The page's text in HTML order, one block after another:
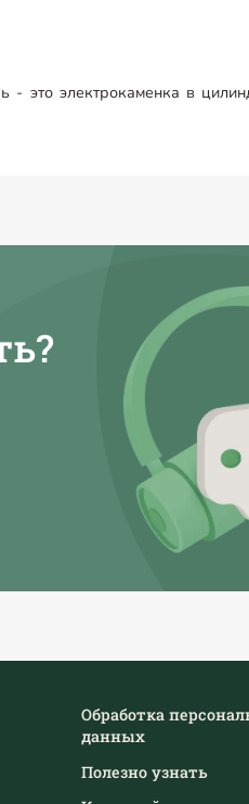
- это электрокаменка в
Обработка
данных
Полезно узнать